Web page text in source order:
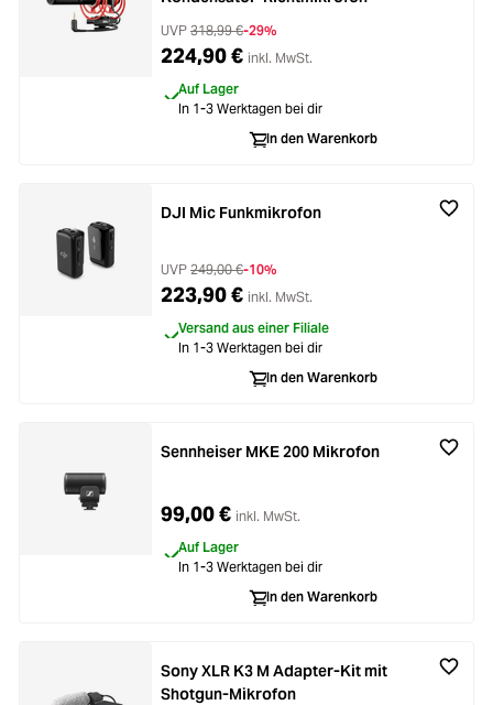
UVP 318,99 €-29%
224,90 € inkl. MwSt.
Auf Lager
In 1-3 Werktagen bei dir
In den Warenkorb
DJI Mic Funkmikrofon
UVP 249,00 €-10%
223,90 € inkl. MwSt.
Versand aus einer Filiale
In 1-3 Werktagen bei dir
In den Warenkorb
Sennheiser MKE 200 Mikrofon
99,00 € inkl. MwSt.
Auf Lager
In 1-3 Werktagen bei dir
In den Warenkorb
Sony XLR K3 M Adapter-Kit mit
Shotgun-Mikrofon